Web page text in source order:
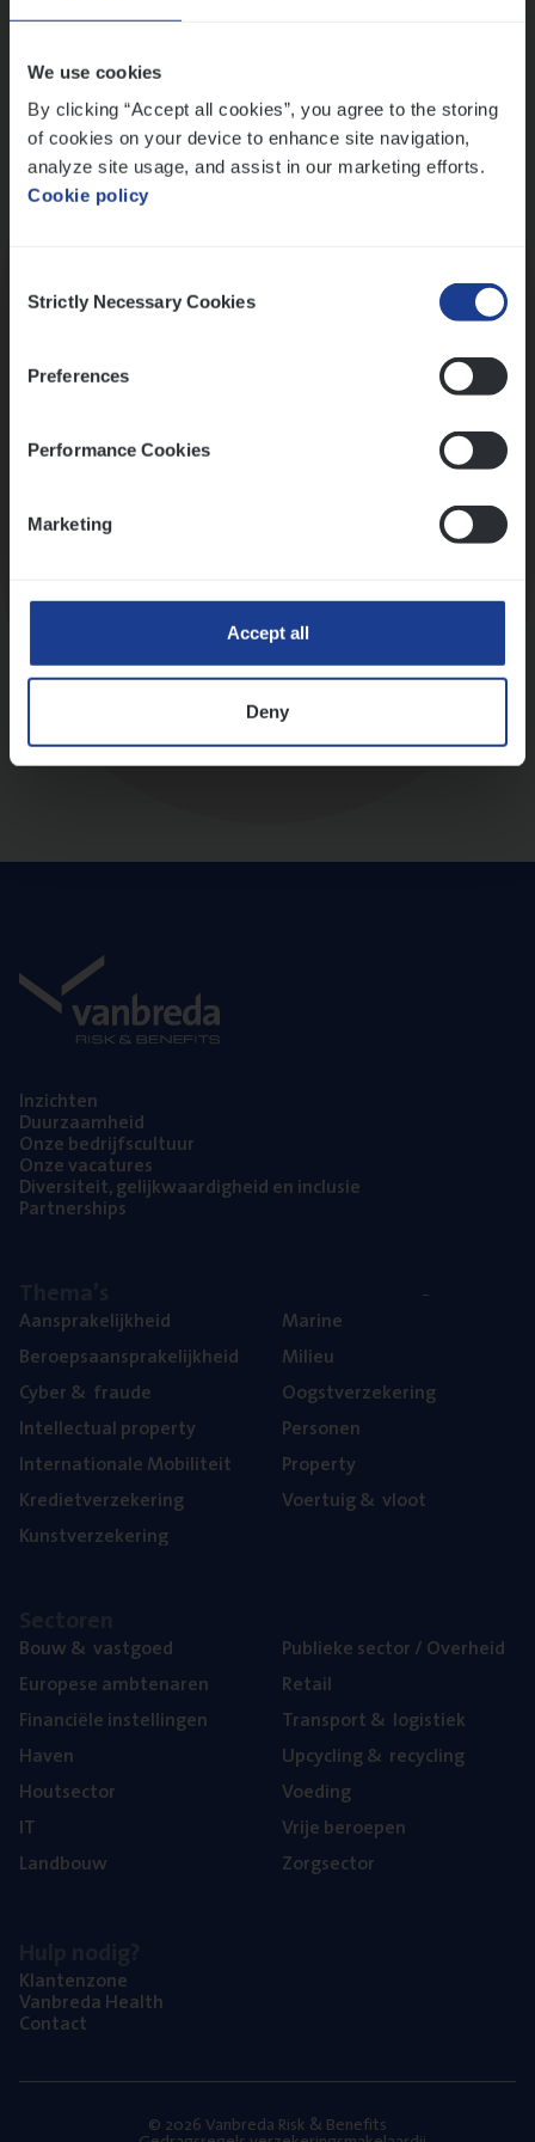
We use cookies
By clicking “Accept all cookies”, you agree to the storing
of cookies on your device to enhance site navigation,
analyze site usage, and assist in our marketing efforts.
Cookie policy
Selection
Strictly Necessary Cookies
Preferences
Performance Cookies
Marketing
Accept all
Deny
Inzich­ten
Duur­zaam­heid
Onze bedrijfs­cul­tuur
Onze vaca­tu­res
Diver­si­teit, gelijk­waar­dig­heid en inclusie
Part­ner­ships
Aan­spra­ke­lijk­heid
Beroeps­aan­spra­ke­lijk­heid
Cyber& fraude
Intel­lec­tu­al property
Inter­na­ti­o­na­le Mobiliteit
Kre­diet­ver­ze­ke­ring
Kunst­ver­ze­ke­ring
Mari­ne
Mili­eu
Oogst­ver­ze­ke­ring
Per­so­nen
Pro­per­ty
Voer­tuig& vloot
Bouw& vastgoed
Euro­pe­se ambtenaren
Finan­ci­ë­le instellingen
Haven
Hout­sec­tor
IT
Land­bouw
Publie­ke sec­tor / Overheid
Retail
Trans­port& logistiek
Upcy­cling& recycling
Voe­ding
Vrije beroe­pen
Zorg­sec­tor
Klan­ten­zo­ne
Van­b­re­da Health
Con­tact
© 2026 Vanbreda Risk & Benefits